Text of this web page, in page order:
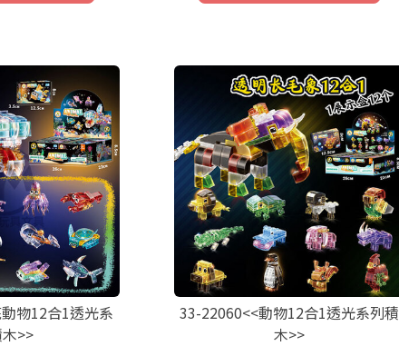
物12合1透光系
>>
33-22060<<動物12合1透光系列積
木>>